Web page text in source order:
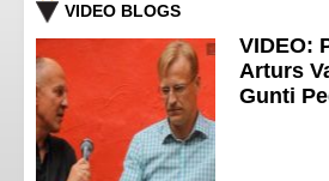
VIDEO BLOGS
VIDEO:
Arturs
Gunti